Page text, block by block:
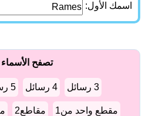
اسمك الأول:
تصفح
3 رسائل 4 رسائل 5 رسائل
مقطع واحد من1 مقاطع2